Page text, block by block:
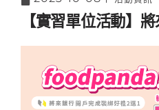
【實習單位活動】